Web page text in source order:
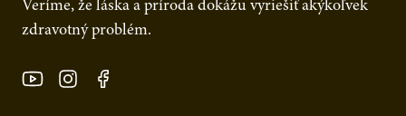
Veríme, že láska a príroda dokážu vyriešiť akýkoľvek
zdravotný problém.